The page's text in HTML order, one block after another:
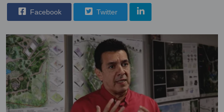
Facebook Twitter